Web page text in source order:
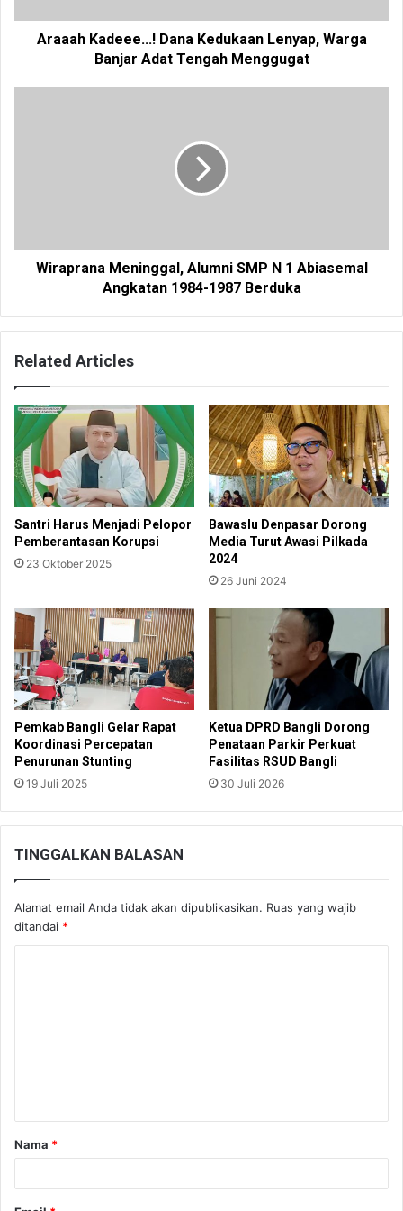
Araaah Kadeee...! Dana Kedukaan Lenyap, Warga
Banjar Adat Tengah Menggugat
Wiraprana Meninggal, Alumni SMP N 1 Abiasemal
Angkatan 1984-1987 Berduka
Related Articles
Santri Harus Menjadi Pelopor
Pemberantasan Korupsi
23 Oktober 2025
Bawaslu Denpasar Dorong
Media Turut Awasi Pilkada
2024
26 Juni 2024
Pemkab Bangli Gelar Rapat
Koordinasi Percepatan
Penurunan Stunting
19 Juli 2025
Ketua DPRD Bangli Dorong
Penataan Parkir Perkuat
Fasilitas RSUD Bangli
30 Juli 2026
TINGGALKAN BALASAN
Alamat email Anda tidak akan dipublikasikan. Ruas yang wajib
ditandai *
a
r
Nama *